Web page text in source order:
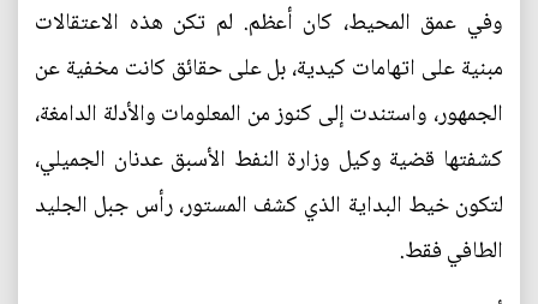
وفي عمق المحيط، كان أعظم. لم تكن هذه الاعتقالات
مبنية على اتهامات كيدية، بل على حقائق كانت مخفية عن
الجمهور، واستندت إلى كنوز من المعلومات والأدلة الدامغة،
كشفتها قضية وكيل وزارة النفط الأسبق عدنان الجميلي،
لتكون خيط البداية الذي كشف المستور، رأس جبل الجليد
الطافي فقط.